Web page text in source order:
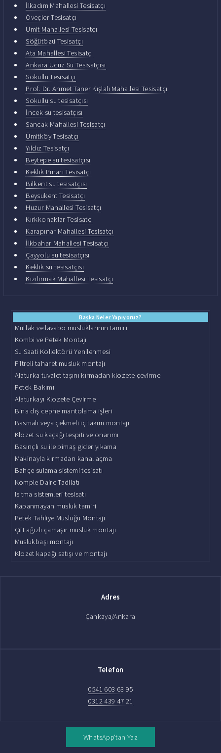
İlkadım Mahallesi Tesisatçı
Öveçler Tesisatçı
Ümit Mahallesi Tesisatçı
Söğütözü Tesisatçı
Ata Mahallesi Tesisatçı
Ankara Ucuz Su Tesisatçısı
Sokullu Tesisatçı
Prof. Dr. Ahmet Taner Kışlalı Mahallesi Tesisatçı
Sokullu su tesisatçısı
İncek su tesisatçısı
Sancak Mahallesi Tesisatçı
Ümitköy Tesisatçı
Yıldız Tesisatçı
Beytepe su tesisatçısı
Keklik Pınarı Tesisatçı
Bilkent su tesisatçısı
Beysukent Tesisatçı
Huzur Mahallesi Tesisatçı
Kırkkonaklar Tesisatçı
Karapınar Mahallesi Tesisatçı
İlkbahar Mahallesi Tesisatçı
Çayyolu su tesisatçısı
Keklik su tesisatçısı
Kızılırmak Mahallesi Tesisatçı
Başka Neler Yapıyoruz?
Mutfak ve lavabo musluklarının tamiri
Kombi ve Petek Montajı
Su Saati Kollektörü Yenilenmesi
Filtreli taharet musluk montajı
Alaturka tuvalet taşını kırmadan klozete çevirme
Petek Bakımı
Alaturkayı Klozete Çevirme
Bina dış cephe mantolama işleri
Basmalı veya çekmeli iç takım montajı
Klozet su kaçağı tespiti ve onarımı
Basınçlı su ile pimaş gider yıkama
Makinayla kırmadan kanal açma
Bahçe sulama sistemi tesisatı
Komple Daire Tadilatı
Isıtma sistemleri tesisatı
Kapanmayan musluk tamiri
Petek Tahliye Musluğu Montajı
Çift ağızlı çamaşır musluk montajı
Muslukbaşı montajı
Klozet kapağı satışı ve montajı
Adres
Çankaya/Ankara
Telefon
0541 603 63 95
0312 439 47 21
WhatsApp'tan Yaz